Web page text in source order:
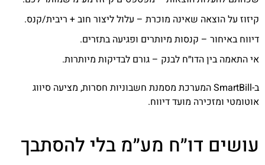
קיזוז על הוצאה שאינה מוכרת – עלול ליצור חוב + ריבית/קנס.
דיווח באיחור – קנסות מיותרים ופגיעה בתזרים.
אי התאמה בין הדו״ח לבנק – גורם לבדיקות מיותרות.
ב-SmartBill המערכת מסמנת חשבוניות חסרות, מציעה סיווג
אוטומטי ומזכירה מועד דיווח.
עושים דו״ח מע״מ בלי להסתבך